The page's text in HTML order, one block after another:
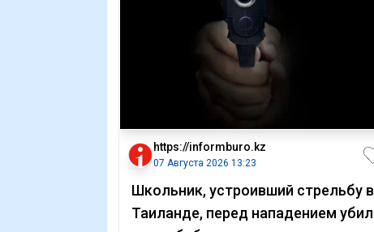
https://informburo.kz
07 Августа 2026 13:23
Школьник, устроивший стрельбу в
Таиланде, перед нападением убил